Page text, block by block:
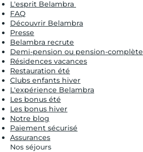
L'esprit Belambra
FAQ
Découvrir Belambra
Presse
Belambra recrute
Demi-pension ou pension-complète
Résidences vacances
Restauration été
Clubs enfants hiver
L'expérience Belambra
Les bonus été
Les bonus hiver
Notre blog
Paiement sécurisé
Assurances
Nos séjours